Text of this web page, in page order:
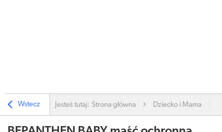
Wstecz Jesteś tutaj: Strona główna Dziecko i Mama